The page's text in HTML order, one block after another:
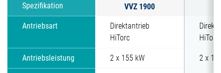
Spezifikation VVZ 1900
Antriebsart
Direktantrieb
HiTorc
HiTorc
Antriebsleistung 2 x 155 kW 2 x